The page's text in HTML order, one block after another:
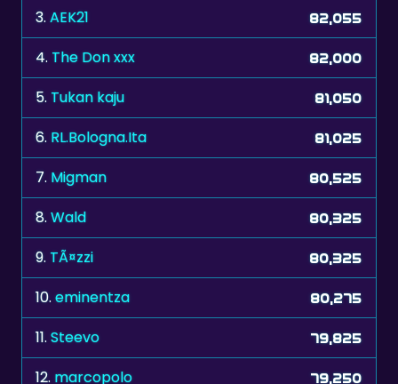
4.The Don xxx 82,000
5. Tukan kaju 81,050
6. RL.Bologna.Ita 81,025
7. Migman 80,525
8. Wald 80,325
9. TÃ¤zzi 80,325
10.eminentza 80,275
11. Steevo 79,825
12.marcopolo 79,250
13. Antonella,ita 79,225